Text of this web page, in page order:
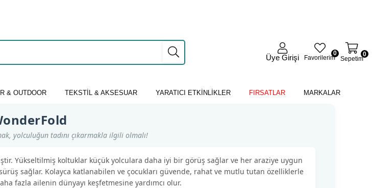
Üye Girişi Favorilerim
0
Sepetim
0
& OUTDOOR TEKSTİL & AKSESUAR YARATICI ETKİNLİKLER FIRSATLAR MARKALAR
yolculuğun tadını çıkarmakla ilgili olmalı!
Yükseltilmiş koltuklar küçük yolculara daha iyi bir görüş sağlar ve her araziye uygun
sağlar. Kolayca katlanabilen ve çocukları güvende, rahat ve mutlu tutan özelliklerle
fazla ailenin dünyayı keşfetmesine yardımcı olur.